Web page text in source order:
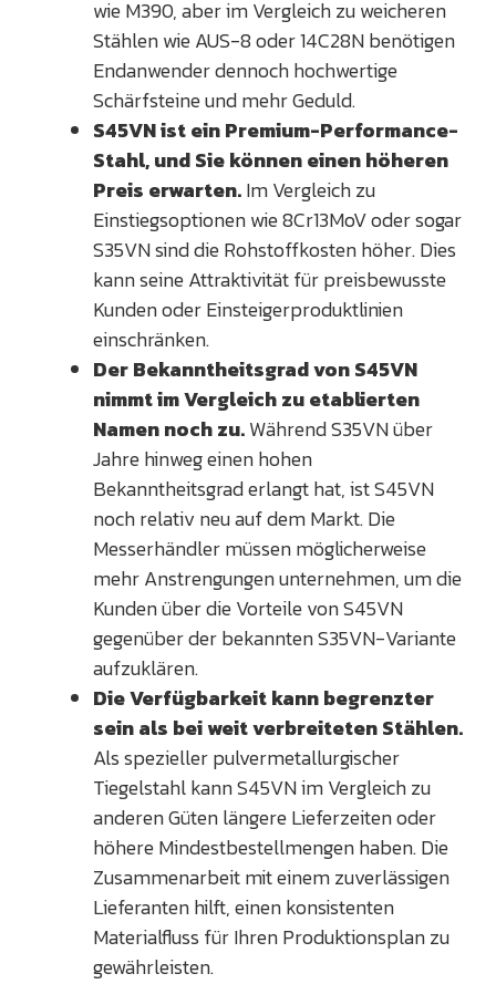
wie M390, aber im Vergleich zu weicheren
Stählen wie AUS-8 oder 14C28N benötigen
Endanwender dennoch hochwertige
Schärfsteine und mehr Geduld.
S45VN ist ein Premium-Performance-
Stahl, und Sie können einen höheren
Preis erwarten.Im Vergleich zu
Einstiegsoptionen wie 8Cr13MoV oder sogar
S35VN sind die Rohstoffkosten höher. Dies
kann seine Attraktivität für preisbewusste
Kunden oder Einsteigerproduktlinien
einschränken.
Der Bekanntheitsgrad von S45VN
nimmt im Vergleich zu etablierten
Namen noch zu.Während S35VN über
Jahre hinweg einen hohen
Bekanntheitsgrad erlangt hat, ist S45VN
noch relativ neu auf dem Markt. Die
Messerhändler müssen möglicherweise
mehr Anstrengungen unternehmen, um die
Kunden über die Vorteile von S45VN
gegenüber der bekannten S35VN-Variante
aufzuklären.
Die Verfügbarkeit kann begrenzter
sein als bei weit verbreiteten Stählen.
Als spezieller pulvermetallurgischer
Tiegelstahl kann S45VN im Vergleich zu
anderen Güten längere Lieferzeiten oder
höhere Mindestbestellmengen haben. Die
Zusammenarbeit mit einem zuverlässigen
Lieferanten hilft, einen konsistenten
Materialfluss für Ihren Produktionsplan zu
gewährleisten.